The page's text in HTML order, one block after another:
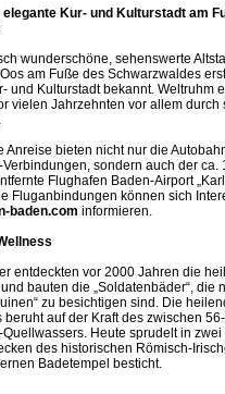
elegante Kur- und Kulturstadt am
wunderschöne, sehenswerte
am Fuße des Schwarzwaldes
und Kulturstadt bekannt. Weltruhm
vielen Jahrzehnten vor allem durch
Anreise bieten nicht nur die
sondern auch der ca.
Flughafen Baden-Airport
Fluganbindungen können sich
baden.com informieren.
entdeckten vor 2000 Jahren die
bauten die „Soldatenbäder“, die
zu besichtigen sind. Die
beruht auf der Kraft des zwischen
Heute sprudelt in
des historischen Römisch-
Badetempel besticht.